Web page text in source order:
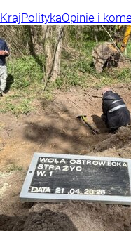
KrajPolitykaOpinie i